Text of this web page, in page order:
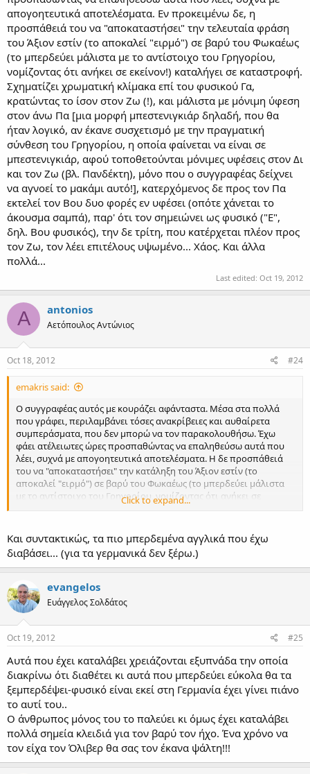
απογοητευτικά αποτελέσματα. Εν προκειμένω δε, η
προσπάθειά του να "αποκαταστήσει" την τελευταία φράση
του Άξιον εστίν (το αποκαλεί "ειρμό") σε βαρύ του Φωκαέως
(το μπερδεύει μάλιστα με το αντίστοιχο του Γρηγορίου,
νομίζοντας ότι ανήκει σε εκείνον!) καταλήγει σε καταστροφή.
Σχηματίζει χρωματική κλίμακα επί του φυσικού Γα,
κρατώντας το ίσον στον Ζω (!), και μάλιστα με μόνιμη ύφεση
στον άνω Πα [μια μορφή μπεστενιγκιάρ δηλαδή, που θα
ήταν λογικό, αν έκανε συσχετισμό με την πραγματική
σύνθεση του Γρηγορίου, η οποία φαίνεται να είναι σε
μπεστενιγκιάρ, αφού τοποθετούνται μόνιμες υφέσεις στον Δι
και τον Ζω (βλ. Πανδέκτη), μόνο που ο συγγραφέας δείχνει
να αγνοεί το μακάμι αυτό!], κατερχόμενος δε προς τον Πα
εκτελεί τον Βου δυο φορές εν υφέσει (οπότε χάνεται το
άκουσμα σαμπά), παρ' ότι τον σημειώνει ως φυσικό ("Ε",
δηλ. Βου φυσικός), την δε τρίτη, που κατέρχεται πλέον προς
τον Ζω, τον λέει επιτέλους υψωμένο... Χάος. Και άλλα
πολλά...
Last edited: Oct 19, 2012
A antonios
Αετόπουλος Αντώνιος
Oct 18, 2012 #24
emakris said:
Ο συγγραφέας αυτός με κουράζει αφάνταστα. Μέσα στα πολλά
που γράφει, περιλαμβάνει τόσες ανακρίβειες και αυθαίρετα
συμπεράσματα, που δεν μπορώ να τον παρακολουθήσω. Έχω
φάει ατέλειωτες ώρες προσπαθώντας να επαληθεύσω αυτά που
λέει, συχνά με απογοητευτικά αποτελέσματα. Η δε προσπάθειά
του να "αποκαταστήσει" την κατάληξη του Άξιον εστίν (το
αποκαλεί "ειρμό") σε βαρύ του Φωκαέως (το μπερδεύει μάλιστα
με το αντίστοιχο του Γρηγορίου, νομίζοντας ότι ανήκει σε
εκείνον!) καταλήγει σε καταστροφή. Σχηματίζει χρωματική
μάλιστα με μόνιμη ύφεση στον άνω Πα [μια μορφή μπεστενιγκιάρ
δηλαδή, που θα ήταν λογικό, αν έκανε συσχετισμό με την
πραγματική σύνθεση του Γρηγορίου, η οποία φαίνεται να είναι
σε μπεστενιγκιάρ, αφού τοποθετούνται μόνιμες υφέσεις στον Δι
και τον Ζω (βλ. Πανδέκτη), μόνο που ο συγγραφέας δείχνει να
αγνοεί το μακάμι αυτό!], κατερχόμενος δε προς τον Πα εκτελεί τον
Βου δυο φορές εν υφέσει (οπότε χάνεται το άκουσμα σαμπά), παρ'
ότι τον σημειώνει ως φυσικό ("Ε", δηλ. Βου φυσικός), την δε τρίτη,
που κατέρχεται πλέον προς τον Ζω, τον λέει επιτέλους υψωμένο...
Χάος. Και άλλα πολλά...
Click to expand...
Και συντακτικώς, τα πιο μπερδεμένα αγγλικά που έχω
διαβάσει... (για τα γερμανικά δεν ξέρω.)
evangelos
Ευάγγελος Σολδάτος
Oct 19, 2012 #25
Αυτά που έχει καταλάβει χρειάζονται εξυπνάδα την οποία
διακρίνω ότι διαθέτει κι αυτά που μπερδεύει εύκολα θα τα
ξεμπερδέψει-φυσικό είναι εκεί στη Γερμανία έχει γίνει πιάνο
το αυτί του..
Ο άνθρωπος μόνος του το παλεύει κι όμως έχει καταλάβει
πολλά σημεία κλειδιά για τον βαρύ τον ήχο. Ένα χρόνο να
τον είχα τον Όλιβερ θα σας τον έκανα ψάλτη!!!